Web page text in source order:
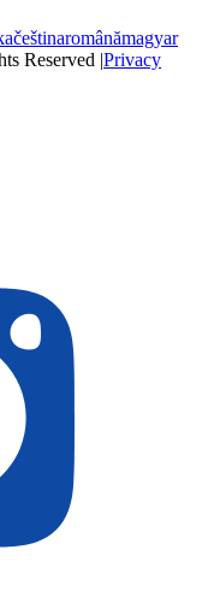
češtinaromânămagyar
Reserved |Privacy